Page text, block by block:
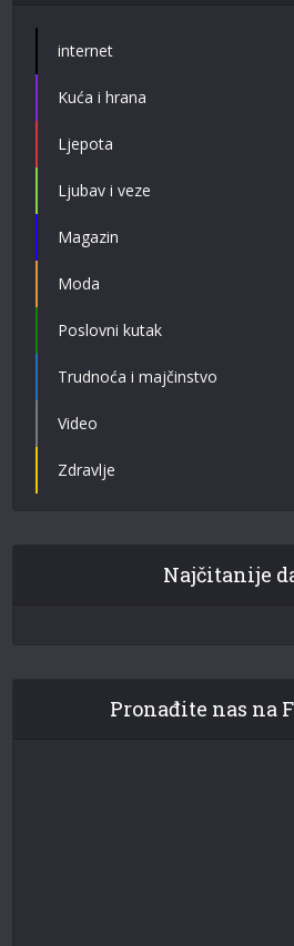
internet
Kuća i hrana
Ljepota
Ljubav i veze
Magazin
Moda
Poslovni kutak
Trudnoća i majčinstvo
Video
Zdravlje
Najčitanije
Pronađite nas na